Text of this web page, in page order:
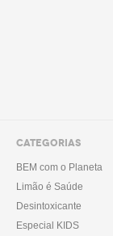
CATEGORIAS
BEM com o Planeta
Limão é Saúde
Desintoxicante
Especial KIDS